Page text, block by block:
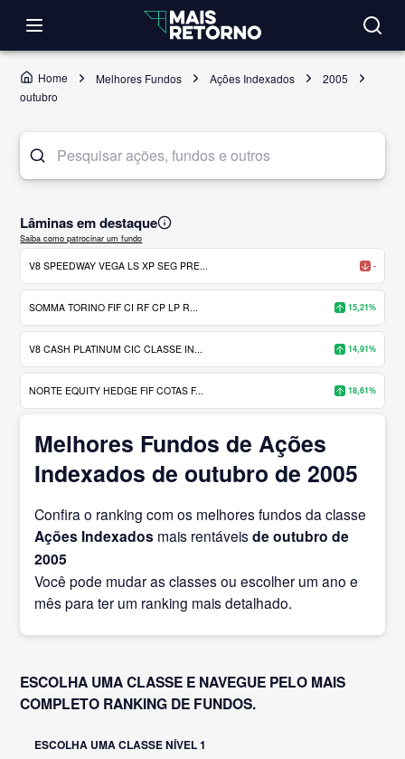
Home Melhores Fundos Ações Indexados
2005
outubro
Lâminas em destaque
Saiba como patrocinar um fundo
V8 SPEEDWAY VEGA LS XP SEG PRE... -
SOMMA TORINO FIF CI RF CP LP R... 15,21%
V8 CASH PLATINUM CIC CLASSE IN... 14,91%
NORTE EQUITY HEDGE FIF COTAS F... 18,61%
Melhores Fundos de Ações
Indexados de outubro de 2005
Confira o ranking com os melhores fundos da classe
Ações Indexados mais rentáveisde outubro de
2005
Você pode mudar as classes ou escolher um ano e
mês para ter um ranking mais detalhado.
ESCOLHA UMA CLASSE E NAVEGUE PELO MAIS
COMPLETO RANKING DE FUNDOS.
ESCOLHA UMA CLASSE NÍVEL 1